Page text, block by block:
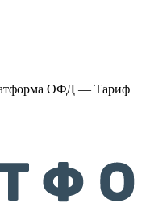
ОФД — Тариф